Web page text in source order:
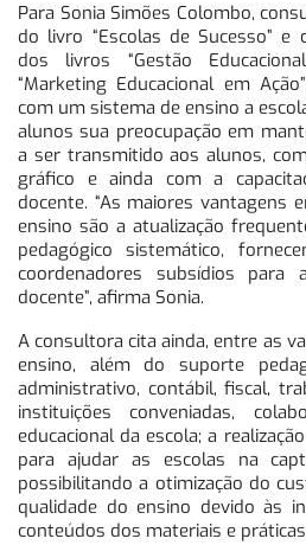
Para Sonia Simões Colombo,
do livro “Escolas de Sucesso” e
dos livros “Gestão
“Marketing Educacional em
com um sistema de ensino a
alunos sua preocupação em
a ser transmitido aos alunos,
gráfico e ainda com a
docente. “As maiores vantagens
ensino são a atualização
pedagógico sistemático,
coordenadores subsídios para
docente”, afirma Sonia.
A consultora cita ainda, entre as
ensino, além do suporte
administrativo, contábil, fiscal,
instituições conveniadas,
educacional da escola; a
para ajudar as escolas na
possibilitando a otimização do
qualidade do ensino devido às
conteúdos dos materiais e